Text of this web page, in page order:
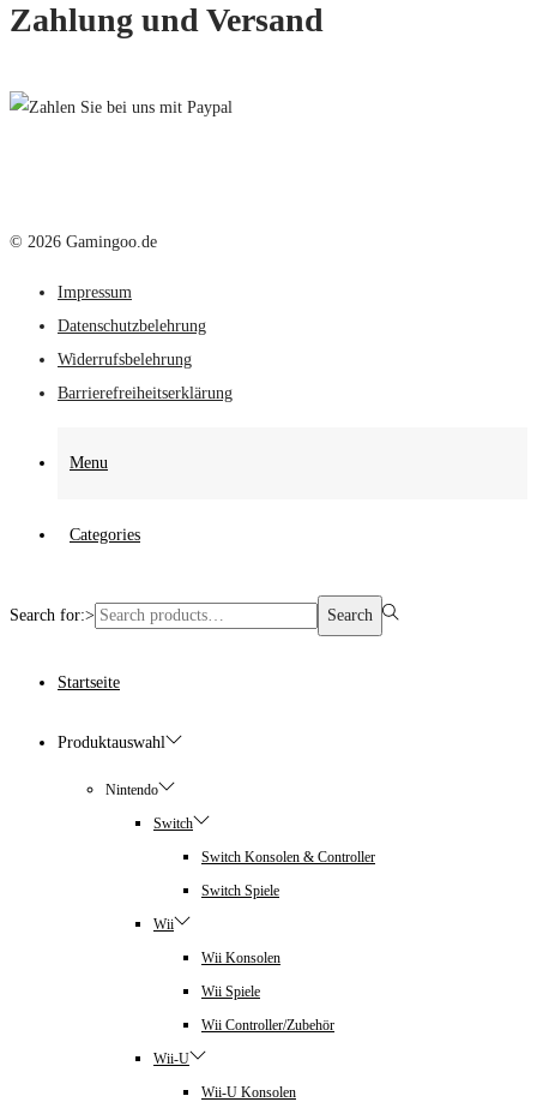
Zahlung und Versand
© 2026 Gamingoo.de
Impressum
Datenschutzbelehrung
Widerrufsbelehrung
Barrierefreiheitserklärung
Menu
Categories
Search for:> Search
Startseite
Produktauswahl
Nintendo
Switch
Switch Konsolen & Controller
Switch Spiele
Wii
Wii Konsolen
Wii Spiele
Wii Controller/Zubehör
Wii-U
Wii-U Konsolen